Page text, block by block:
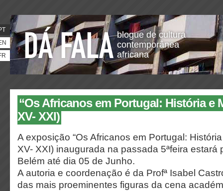
blogue de cultura
contemporânea
africana
“Os Africanos em Portugal: História e
XV- XXI)
A exposição “Os Africanos em Portugal:
XV- XXI) inaugurada na passada 5ªfeira estará
Belém até dia 05 de Junho.
A autoria e coordenação é da Profª Isabel
das mais proeminentes figuras da cena